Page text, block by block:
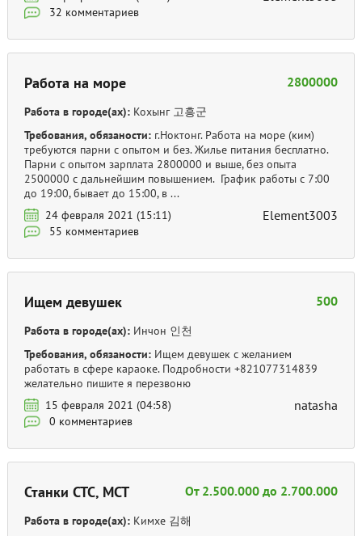
32 комментариев
Работа на море 2800000
Работа в городе(ах): Кохынг 고흥군
Требования, обязаности: г.Ноктонг. Работа на море (ким)
требуются парни с опытом и без. Жилье питания бесплатно.
Парни с опытом зарплата 2800000 и выше, без опыта
2500000 с дальнейшим повышением. График работы с 7:00
до 19:00, бывает до 15:00, в ...
24 февраля 2021 (15:11)
55 комментариев
Element3003
Ищем девушек 500
Работа в городе(ах): Инчон 인천
Требования, обязаности: Ищем девушек с желанием
работать в сфере караоке. Подробности +821077314839
желательно пишите я перезвоню
15 февраля 2021 (04:58)
0 комментариев
natasha
Станки CTC, MCT От 2.500.000 до 2.700.000
Работа в городе(ах): Кимхе 김해